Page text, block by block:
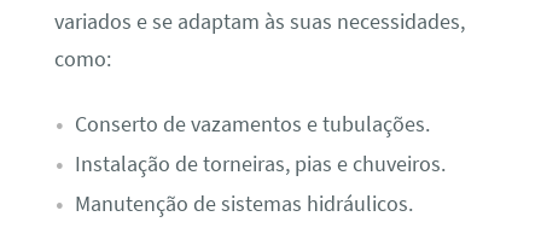
variados e se adaptam às suas necessidades,
como:
Conserto de vazamentos e tubulações.
Instalação de torneiras, pias e chuveiros.
Manutenção de sistemas hidráulicos.